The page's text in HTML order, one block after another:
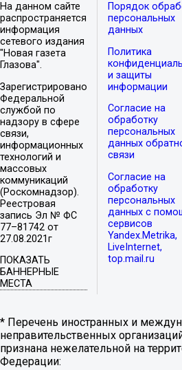
На данном сайте
распространяется
информация
сетевого издания
"Новая газета
Глазова".
Зарегистрировано
Федеральной
службой по
надзору в сфере
связи,
информационных
технологий и
массовых
коммуникаций
(Роскомнадзор).
Реестровая
запись Эл № ФС
77–81742 от
27.08.2021г
ПОКАЗАТЬ
БАННЕРНЫЕ
МЕСТА
Порядок
персональных
данных
Политика
и защиты
информации
Согласие на
обработку
персональных
данных
связи
Согласие на
обработку
персональных
данных с
сервисов
Yandex.Metrika,
LiveInternet,
top.mail.ru
* Перечень иностранных и
неправительственных
признана нежелательной на
Федерации: